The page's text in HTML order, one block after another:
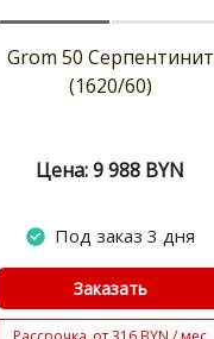
Grom 50 Cерпентинит
(1620/60)
Цена: 9 988 BYN
Под заказ 3 дня
Заказать